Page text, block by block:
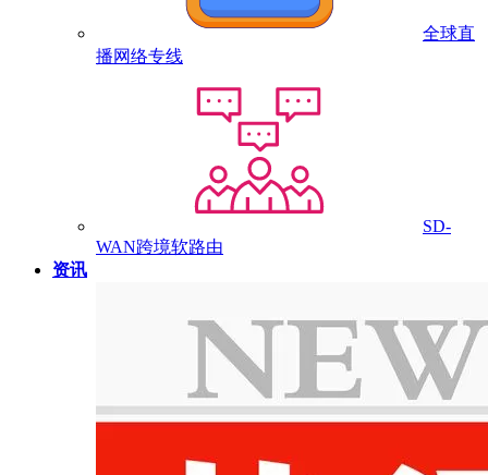
全球直
播网络专线
SD-
WAN跨境软路由
资讯